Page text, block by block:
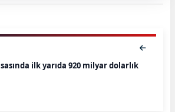
ilk yarıda 920 milyar dolarlık